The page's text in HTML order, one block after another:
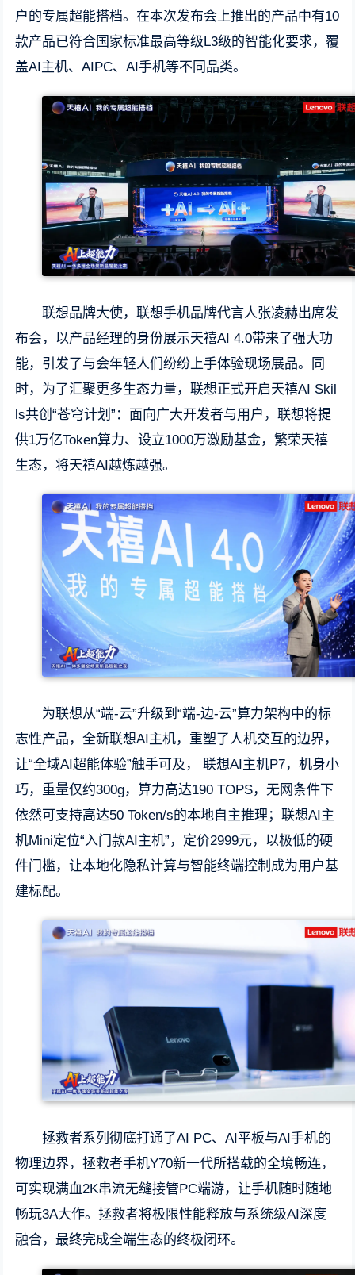
户的专属超能搭档。在本次发布会上推出的产品中有10
款产品已符合国家标准最高等级L3级的智能化要求，覆
盖AI主机、AIPC、AI手机等不同品类。
联想品牌大使，联想手机品牌代言人张凌赫出席发
布会，以产品经理的身份展示天禧AI 4.0带来了强大功
能，引发了与会年轻人们纷纷上手体验现场展品。同
时，为了汇聚更多生态力量，联想正式开启天禧AI Skil
ls共创“苍穹计划”：面向广大开发者与用户，联想将提
供1万亿Token算力、设立1000万激励基金，繁荣天禧
生态，将天禧AI越炼越强。
为联想从“端-云”升级到“端-边-云”算力架构中的标
志性产品，全新联想AI主机，重塑了人机交互的边界，
让“全域AI超能体验”触手可及， 联想AI主机P7，机身小
巧，重量仅约300g，算力高达190 TOPS，无网条件下
依然可支持高达50 Token/s的本地自主推理；联想AI主
机Mini定位“入门款AI主机”，定价2999元，以极低的硬
件门槛，让本地化隐私计算与智能终端控制成为用户基
建标配。
拯救者系列彻底打通了AI PC、AI平板与AI手机的
物理边界，拯救者手机Y70新一代所搭载的全境畅连，
可实现满血2K串流无缝接管PC端游，让手机随时随地
畅玩3A大作。拯救者将极限性能释放与系统级AI深度
融合，最终完成全端生态的终极闭环。